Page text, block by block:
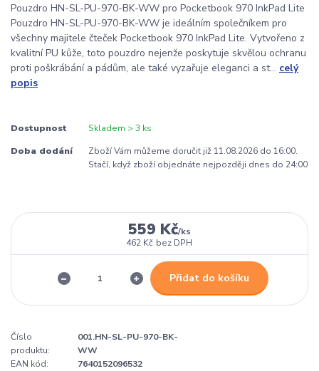
Pouzdro HN-SL-PU-970-BK-WW pro Pocketbook 970 InkPad Lite
Pouzdro HN-SL-PU-970-BK-WW je ideálním společníkem pro
všechny majitele čteček Pocketbook 970 InkPad Lite. Vytvořeno z
kvalitní PU kůže, toto pouzdro nejenže poskytuje skvělou ochranu
proti poškrábání a pádům, ale také vyzařuje eleganci a st... celý
popis
Dostupnost Skladem > 3 ks
Doba dodání
Zboží Vám můžeme doručit již 11.08.2026 do 16:00.
Stačí, když zboží objednáte nejpozději dnes do 24:00
559 Kč/ks
462 Kč bez DPH
Přidat do košíku
Číslo
produktu:
001.HN-SL-PU-970-BK-
WW
EAN kód:
7640152096532